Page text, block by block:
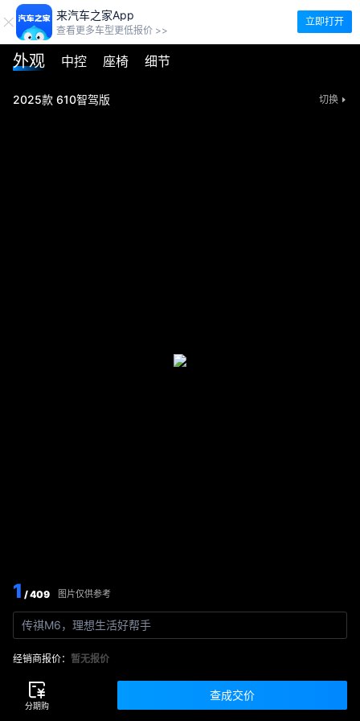
来汽车之家App
查看更多车型更低报价 >>
立即打开
外观 中控 座椅 细节
2025款 610智驾版 切换
1 / 409 图片仅供参考
传祺M6，理想生活好帮手
经销商报价： 暂无报价
查成交价